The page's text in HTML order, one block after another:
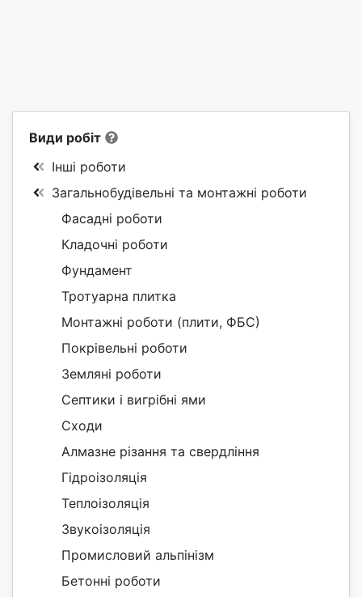
Види робіт
Інші роботи
Загальнобудівельні та монтажні роботи
Фасадні роботи
Кладочні роботи
Фундамент
Тротуарна плитка
Монтажні роботи (плити, ФБС)
Покрівельні роботи
Земляні роботи
Септики і вигрібні ями
Сходи
Алмазне різання та свердління
Гідроізоляція
Теплоізоляція
Звукоізоляція
Промисловий альпінізм
Бетонні роботи